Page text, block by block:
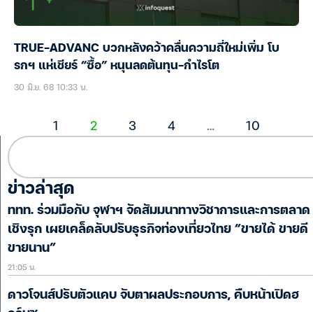
TRUE-ADVANC บวกหลังคว้าคลื่นความถี่ใหม่เพิ่ม โบ
รกฯ แห่เชียร์ “ซื้อ” หนุนลดต้นทุน-กำไรโต
30 มิ.ย. 68 10:33 น.
1 2 3 4 … 10
ข่าวล่าสุด
ททท. ร่วมมือกับ จุฬาฯ จัดสัมมนาทางวิชาการและการตลาด
เชิงรุก เผยเคล็ดลับปรับธุรกิจท่องเที่ยวไทย “ขายได้ ขายดี
ขายนาน”
21:05 น.
ดาวโจนส์ปรับตัวแคบ จับตาผลประกอบการ, คืบหน้าเปิดฮ